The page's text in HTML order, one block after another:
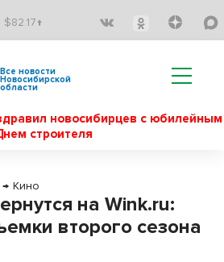
$82.17↑
Все новости
Новосибирской
области
новосибирцев с юбилейным
строителя
→ Кино
на Wink.ru:
второго сезона